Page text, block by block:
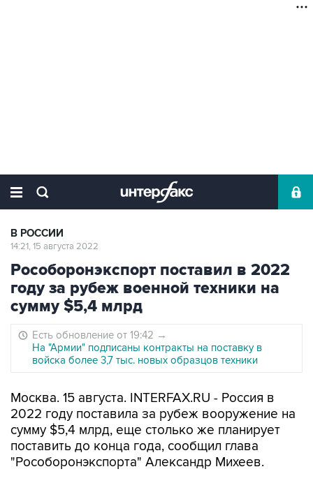
В РОССИИ
14:21, 15 августа 2022
Рособоронэкспорт поставил в 2022
году за рубеж военной техники на
сумму $5,4 млрд
Есть обновление от 19:42 →
На "Армии" подписаны контракты на поставку в
войска более 3,7 тыс. новых образцов техники
Москва. 15 августа. INTERFAX.RU - Россия в
2022 году поставила за рубеж вооружение на
сумму $5,4 млрд, еще столько же планирует
поставить до конца года, сообщил глава
"Рособоронэкспорта" Александр Михеев.